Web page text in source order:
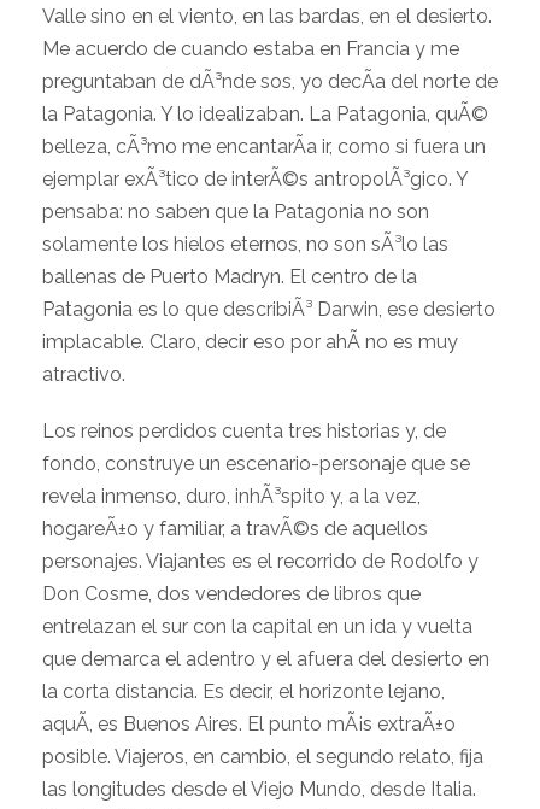
Valle sino en el viento, en las bardas, en el desierto.
Me acuerdo de cuando estaba en Francia y me
preguntaban de dÃ³nde sos, yo decÃ­a del norte de
la Patagonia. Y lo idealizaban. La Patagonia, quÃ©
belleza, cÃ³mo me encantarÃ­a ir, como si fuera un
ejemplar exÃ³tico de interÃ©s antropolÃ³gico. Y
pensaba: no saben que la Patagonia no son
solamente los hielos eternos, no son sÃ³lo las
ballenas de Puerto Madryn. El centro de la
Patagonia es lo que describiÃ³ Darwin, ese desierto
implacable. Claro, decir eso por ahÃ­ no es muy
atractivo.
Los reinos perdidos cuenta tres historias y, de
fondo, construye un escenario-personaje que se
revela inmenso, duro, inhÃ³spito y, a la vez,
hogareÃ±o y familiar, a travÃ©s de aquellos
personajes. Viajantes es el recorrido de Rodolfo y
Don Cosme, dos vendedores de libros que
entrelazan el sur con la capital en un ida y vuelta
que demarca el adentro y el afuera del desierto en
la corta distancia. Es decir, el horizonte lejano,
aquÃ­, es Buenos Aires. El punto mÃ¡s extraÃ±o
posible. Viajeros, en cambio, el segundo relato, fija
las longitudes desde el Viejo Mundo, desde Italia.